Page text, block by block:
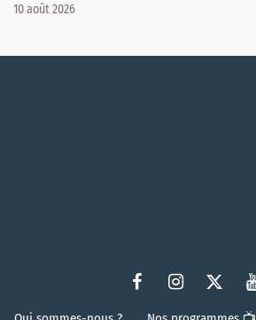
10 août 2026